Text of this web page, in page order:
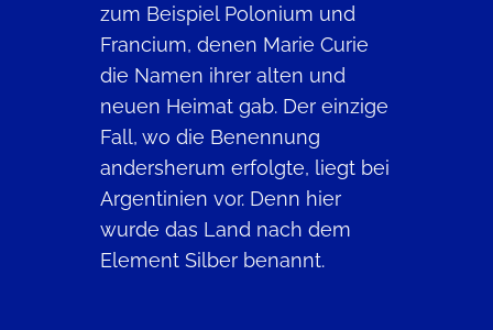
zum Beispiel Polonium und
Francium, denen Marie Curie
die Namen ihrer alten und
neuen Heimat gab. Der einzige
Fall, wo die Benennung
andersherum erfolgte, liegt bei
Argentinien vor. Denn hier
wurde das Land nach dem
Element Silber benannt.